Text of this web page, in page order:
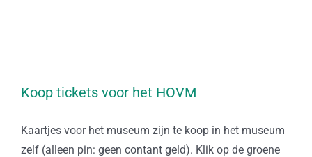
Koop tickets voor het HOVM
Kaartjes voor het museum zijn te koop in het museum
zelf (alleen pin: geen contant geld). Klik op de groene